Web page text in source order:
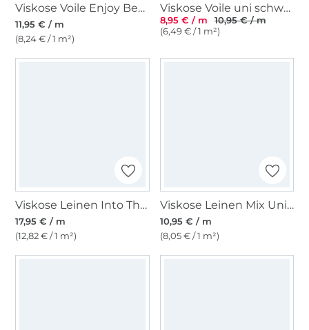
Viskose Voile Enjoy Beach Ethnic Leaves, petrol
11,95 € / m
(8,24 € / 1 m²)
Viskose Voile uni schwarz
8,95 € / m
10,95 € / m
(6,49 € / 1 m²)
Viskose Leinen Into The Trees, bordeaux
17,95 € / m
(12,82 € / 1 m²)
Viskose Leinen Mix Uni, hellbeige meliert
10,95 € / m
(8,05 € / 1 m²)